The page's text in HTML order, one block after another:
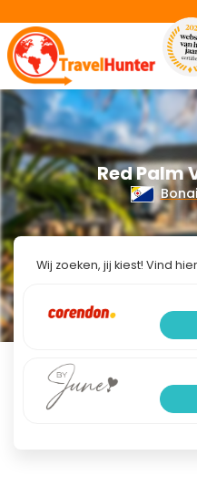
Red Palm
Wij zoeken, jij kiest! Vind